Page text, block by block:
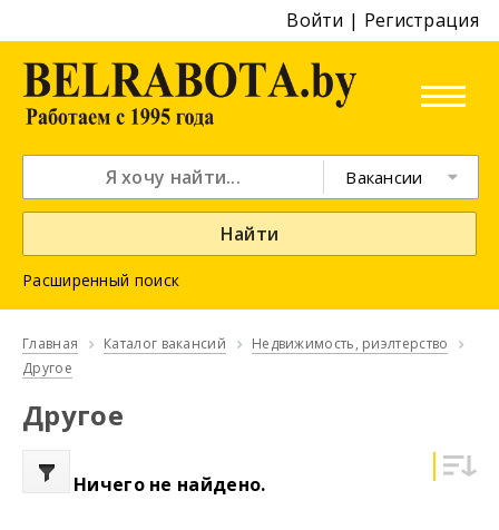
Войти | Регистрация
Вакансии
Найти
Расширенный поиск
Главная Каталог вакансий
Недвижимость, риэлтeрство
Другое
Другое
Ничего не найдено.